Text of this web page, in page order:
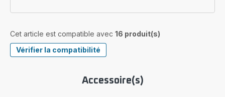
Cet article est compatible avec 16 produit(s)
Vérifier la compatibilité
Accessoire(s)